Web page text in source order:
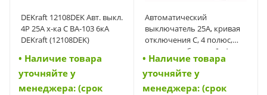
DEKraft 12108DEK Авт. выкл.
4Р 25А х-ка C ВА-103 6кА
DEKraft (12108DEK)
• Наличие товара
уточняйте у
менеджера: (срок
Автоматический
выключатель 25А, кривая
отключения C, 4 полюс,
откл. способность 6 кА
(PL6-C25/4) (166523)
• Наличие товара
уточняйте у
менеджера: (срок